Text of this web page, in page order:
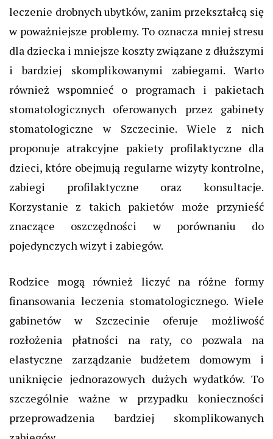
leczenie drobnych ubytków, zanim przekształcą się
w poważniejsze problemy. To oznacza mniej stresu
dla dziecka i mniejsze koszty związane z dłuższymi
i bardziej skomplikowanymi zabiegami. Warto
również wspomnieć o programach i pakietach
stomatologicznych oferowanych przez gabinety
stomatologiczne w Szczecinie. Wiele z nich
proponuje atrakcyjne pakiety profilaktyczne dla
dzieci, które obejmują regularne wizyty kontrolne,
zabiegi profilaktyczne oraz konsultacje.
Korzystanie z takich pakietów może przynieść
znaczące oszczędności w porównaniu do
pojedynczych wizyt i zabiegów.
Rodzice mogą również liczyć na różne formy
finansowania leczenia stomatologicznego. Wiele
gabinetów w Szczecinie oferuje możliwość
rozłożenia płatności na raty, co pozwala na
elastyczne zarządzanie budżetem domowym i
uniknięcie jednorazowych dużych wydatków. To
szczególnie ważne w przypadku konieczności
przeprowadzenia bardziej skomplikowanych